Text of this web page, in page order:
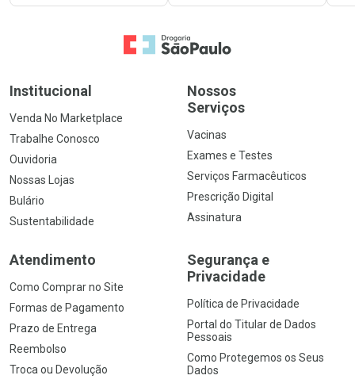
Ir para a Home
Institucional
Venda No Marketplace
Trabalhe Conosco
Ouvidoria
Nossas Lojas
Bulário
Sustentabilidade
Nossos
Serviços
Vacinas
Exames e Testes
Serviços Farmacêuticos
Prescrição Digital
Assinatura
Atendimento
Como Comprar no Site
Formas de Pagamento
Prazo de Entrega
Reembolso
Troca ou Devolução
Segurança e
Privacidade
Política de Privacidade
Portal do Titular de Dados
Pessoais
Como Protegemos os Seus
Dados